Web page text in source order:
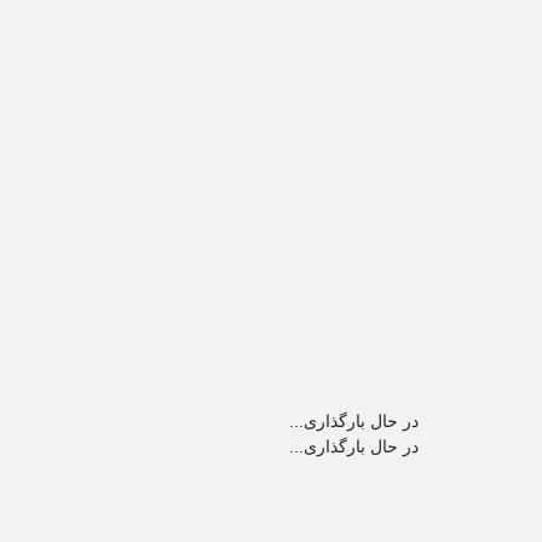
در حال بارگذاری...
در حال بارگذاری...